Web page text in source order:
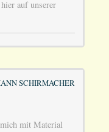
auf unserer
SCHIRMACHER
mich mit Material